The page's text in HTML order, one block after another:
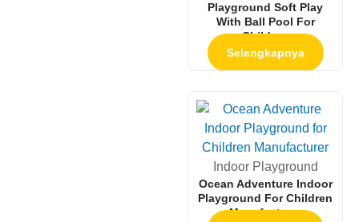
Playground Soft Play
With Ball Pool For
Children
Selengkapnya
Indoor Playground
Ocean Adventure Indoor
Playground For Children
Manufacturer